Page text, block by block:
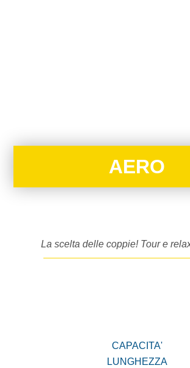
AERO
La scelta delle coppie! Tour e
CAPACITA'
LUNGHEZZA